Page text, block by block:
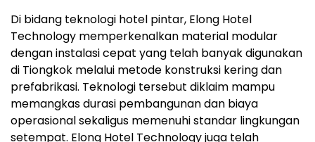
Di bidang teknologi hotel pintar, Elong Hotel
Technology memperkenalkan material modular
dengan instalasi cepat yang telah banyak digunakan
di Tiongkok melalui metode konstruksi kering dan
prefabrikasi. Teknologi tersebut diklaim mampu
memangkas durasi pembangunan dan biaya
operasional sekaligus memenuhi standar lingkungan
setempat. Elong Hotel Technology juga telah